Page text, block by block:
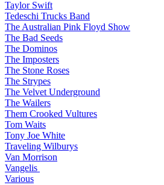
Taylor Swift
Tedeschi Trucks Band
The Australian Pink Floyd Show
The Bad Seeds
The Dominos
The Imposters
The Stone Roses
The Strypes
The Velvet Underground
The Wailers
Them Crooked Vultures
Tom Waits
Tony Joe White
Traveling Wilburys
Van Morrison
Vangelis
Various